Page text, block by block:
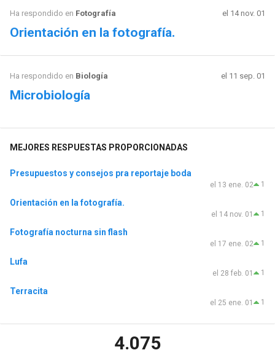
Ha respondido en Fotografía el 14 nov. 01
Orientación en la fotografía.
Ha respondido en Biología el 11 sep. 01
Microbiología
MEJORES RESPUESTAS PROPORCIONADAS
Presupuestos y consejos pra reportaje boda
1
el 13 ene. 02
Orientación en la fotografía.
1
el 14 nov. 01
Fotografía nocturna sin flash
1
el 17 ene. 02
Lufa
1
el 28 feb. 01
Terracita
1
el 25 ene. 01
4.075